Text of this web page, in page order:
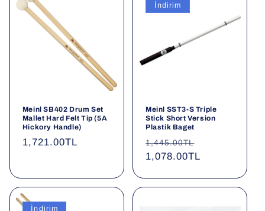
Meinl SB402 Drum Set
Mallet Hard Felt Tip (5A
Hickory Handle)
Normal
1,721.00TL
İndirim
Meinl SST3-S Triple
Stick Short Version
Plastik Baget
Normal
fiyat
1,445.00TL
1,078.00TL
İndirim